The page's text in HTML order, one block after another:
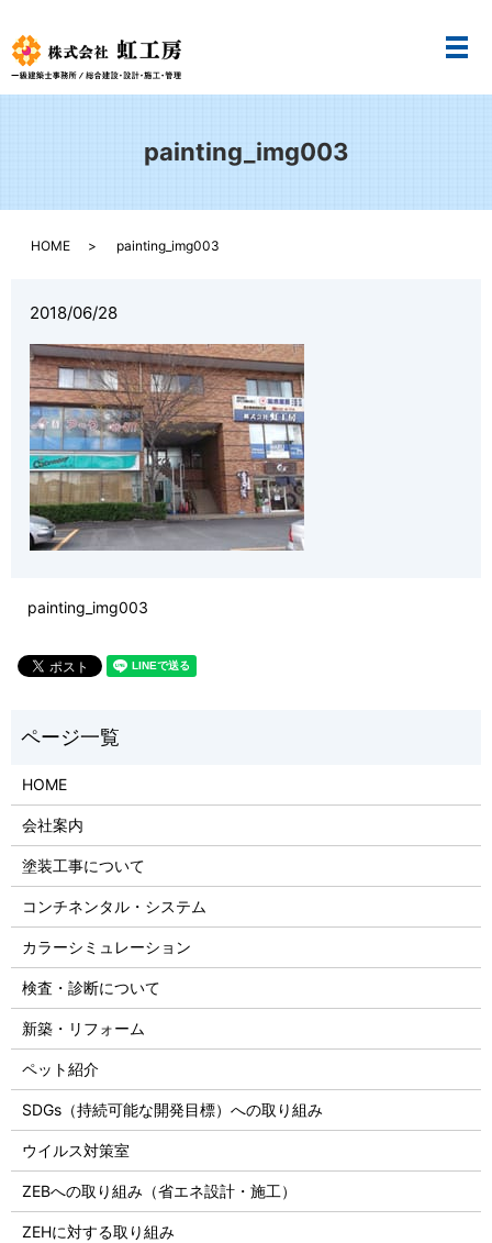
メ
painting_img003
HOME painting_img003
2018/06/28
painting_img003
HOME
会社案内
塗装工事について
コンチネンタル・システム
カラーシミュレーション
検査・診断について
新築・リフォーム
ペット紹介
SDGs（持続可能な開発目標）への取り組み
ウイルス対策室
ZEBへの取り組み（省エネ設計・施工）
ZEHに対する取り組み